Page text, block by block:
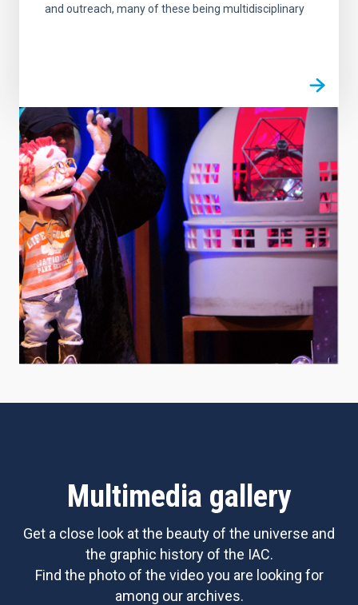
and outreach, many of these being multidisciplinary
Multimedia gallery
Get a close look at the beauty of the universe and
the graphic history of the IAC.
Find the photo of the video you are looking for
among our archives.